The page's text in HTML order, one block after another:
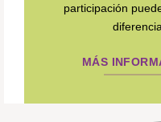
participación
diferencia.
MÁS